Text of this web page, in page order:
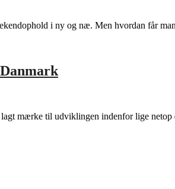
i ny og næ. Men hvordan får
mærke til udviklingen indenfor lige